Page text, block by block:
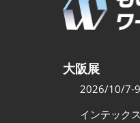
大阪展
2026/10/7-9
インテック